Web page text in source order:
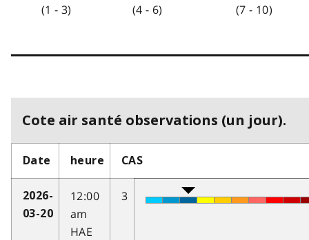
(1 - 3)
(4 - 6)
(7 - 10)
Cote air santé observations (un jour).
Date heure CAS
2026-
03-20
12:00
am
HAE
3